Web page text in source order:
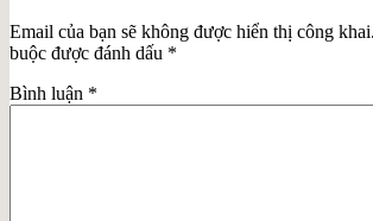
Email của bạn sẽ không được hiển thị công khai.
buộc được đánh dấu *
Bình luận *